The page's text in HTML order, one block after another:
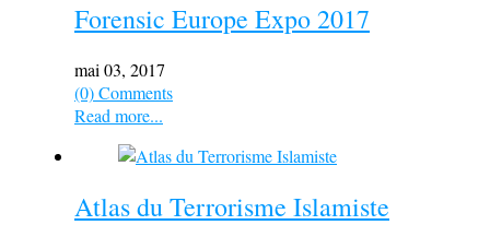
Forensic Europe Expo 2017
mai 03, 2017
(0) Comments
Read more...
Atlas du Terrorisme Islamiste